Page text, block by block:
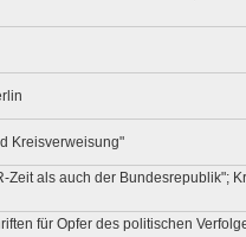
Kreisverweisung"
als auch der Bundesrepublik";
für Opfer des politischen